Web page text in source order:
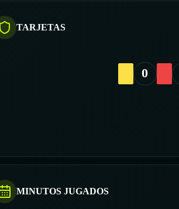
TARJETAS
0
MINUTOS JUGADOS